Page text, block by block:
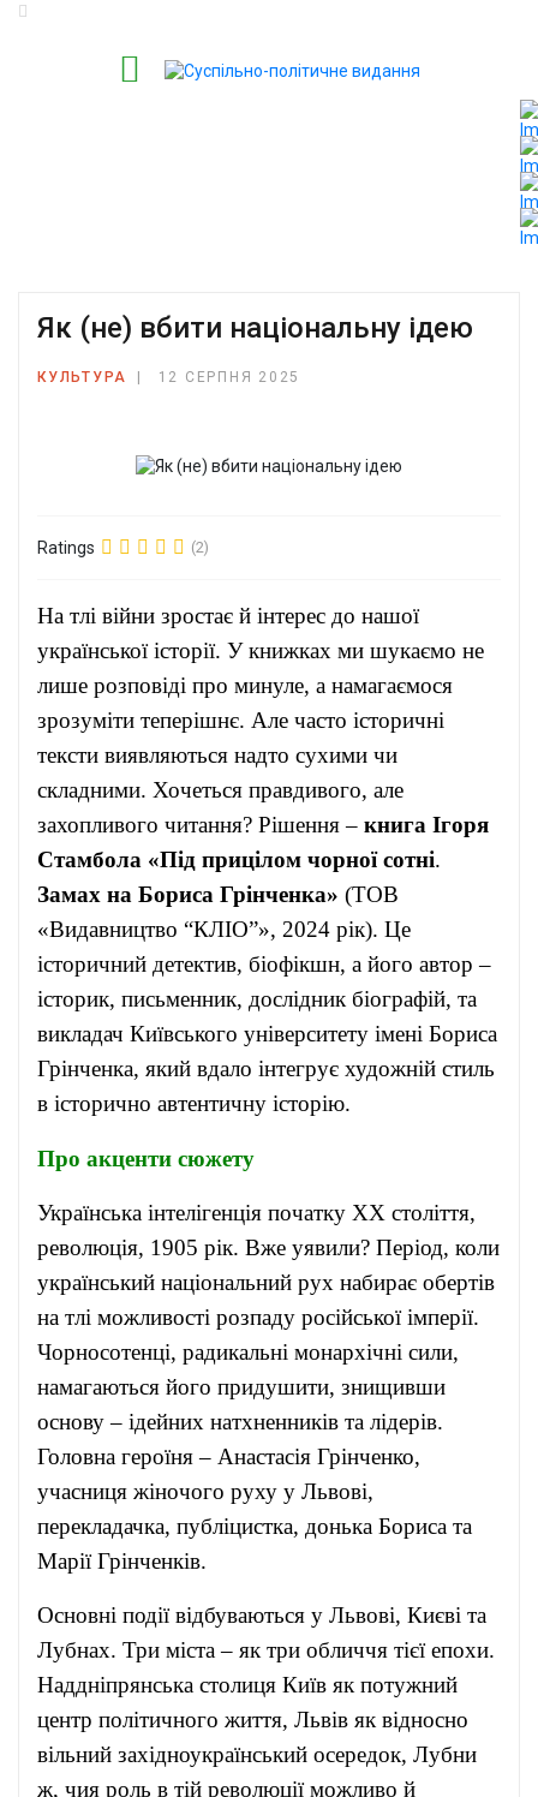
Як (не) вбити національну ідею
КУЛЬТУРА 12 СЕРПНЯ 2025
Ratings (2)
На тлі війни зростає й інтерес до нашої
української історії. У книжках ми шукаємо не
лише розповіді про минуле, а намагаємося
зрозуміти теперішнє. Але часто історичні
тексти виявляються надто сухими чи
складними. Хочеться правдивого, але
захопливого читання? Рішення – книга Ігоря
Стамбола «Під прицілом чорної сотні.
Замах на Бориса Грінченка» (ТОВ
«Видавництво “КЛІО”», 2024 рік). Це
історичний детектив, біофікшн, а його автор –
історик, письменник, дослідник біографій, та
викладач Київського університету імені Бориса
Грінченка, який вдало інтегрує художній стиль
в історично автентичну історію.
Про акценти сюжету
Українська інтелігенція початку ХХ століття,
революція, 1905 рік. Вже уявили? Період, коли
український національний рух набирає обертів
на тлі можливості розпаду російської імперії.
Чорносотенці, радикальні монархічні сили,
намагаються його придушити, знищивши
основу – ідейних натхненників та лідерів.
Головна героїня – Анастасія Грінченко,
учасниця жіночого руху у Львові,
перекладачка, публіцистка, донька Бориса та
Марії Грінченків.
Основні події відбуваються у Львові, Києві та
Лубнах. Три міста – як три обличчя тієї епохи.
Наддніпрянська столиця Київ як потужний
центр політичного життя, Львів як відносно
вільний західноукраїнський осередок, Лубни
ж, чия роль в тій революції можливо й